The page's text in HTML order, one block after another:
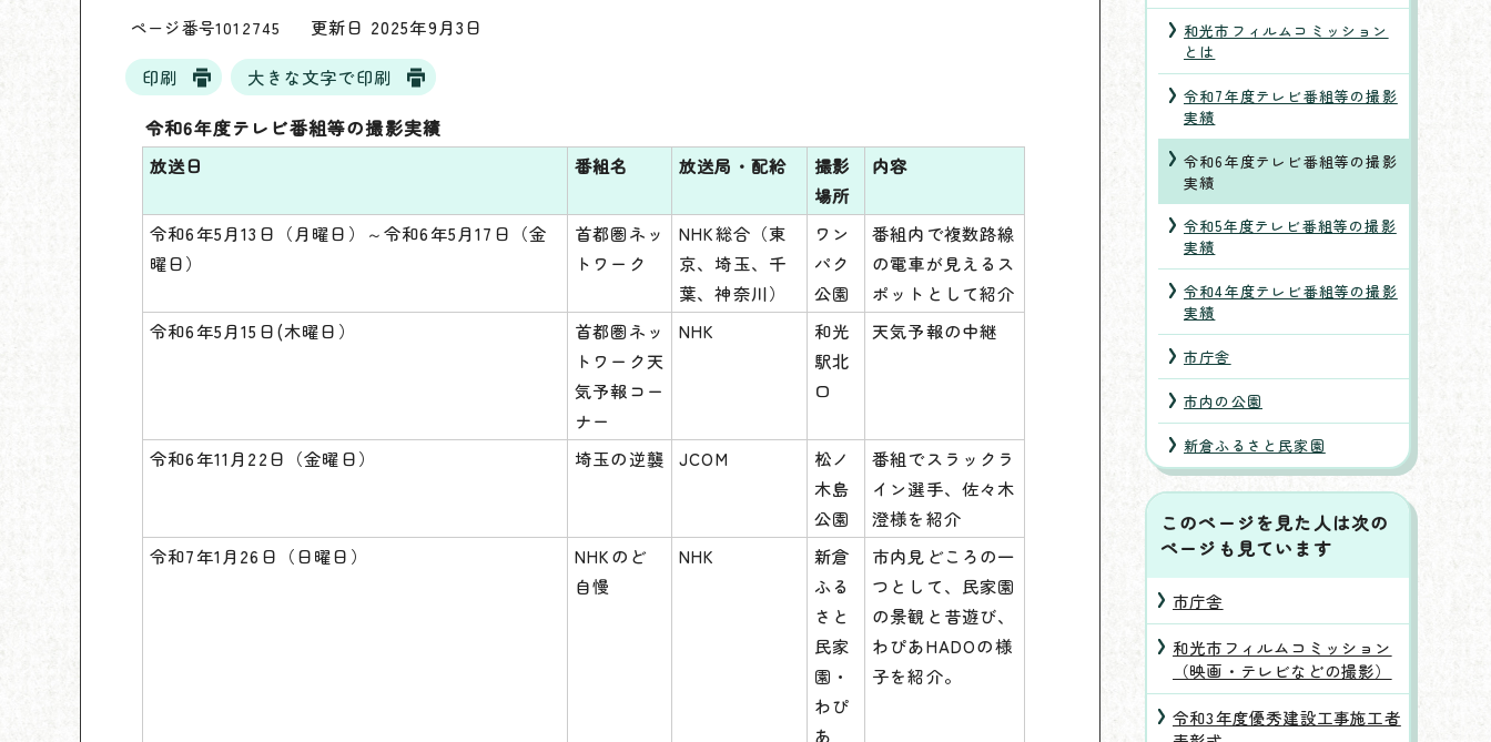
ページ番号1012745 更新日 2025年9月3日
印刷 大きな文字で印刷
令和6年度テレビ番組等の撮影実績
放送日 番組名 放送局・配給
撮影
場所
内容
令和6年5月13日（月曜日）～令和6年5月17日（金
曜日）
首都圏ネッ
トワーク
NHK総合（東
京、埼玉、千
葉、神奈川）
ワン
パク
公園
番組内で複数路線
の電車が見えるス
ポットとして紹介
令和6年5月15日(木曜日）
首都圏ネッ
トワーク天
気予報コー
ナー
NHK
和光
駅北
口
天気予報の中継
令和6年11月22日（金曜日） 埼玉の逆襲 JCOM
松ノ
木島
公園
番組でスラックラ
イン選手、佐々木
澄様を紹介
令和7年1月26日（日曜日）
NHKのど
自慢
NHK
新倉
ふる
さと
民家
園・
わぴ
あ
市内見どころの一
つとして、民家園
の景観と昔遊び、
わぴあHADOの様
子を紹介。
和光市フィルムコミッション
とは
令和7年度テレビ番組等の撮影
実績
令和6年度テレビ番組等の撮影
実績
令和5年度テレビ番組等の撮影
実績
令和4年度テレビ番組等の撮影
実績
市庁舎
市内の公園
新倉ふるさと民家園
このページを見た人は次の
ページも見ています
市庁舎
和光市フィルムコミッション
（映画・テレビなどの撮影）
令和3年度優秀建設工事施工者